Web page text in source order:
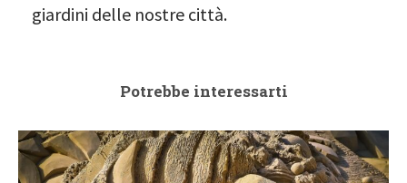
giardini delle nostre città.
Potrebbe interessarti